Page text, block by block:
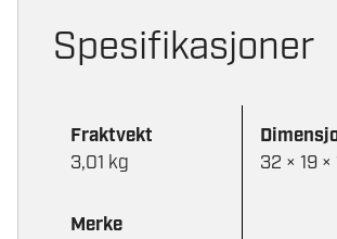
Spesifikasjoner
Fraktvekt
3,01 kg
32 × 19 ×
Merke